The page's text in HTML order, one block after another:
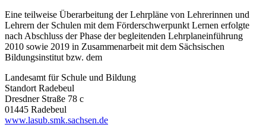
Eine teilweise Überarbeitung der Lehrpläne von Lehrerinnen und
Lehrern der Schulen mit dem Förderschwerpunkt Lernen erfolgte
nach Abschluss der Phase der begleitenden Lehrplaneinführung
2010 sowie 2019 in Zusammenarbeit mit dem Sächsischen
Bildungsinstitut bzw. dem
Landesamt für Schule und Bildung
Standort Radebeul
Dresdner Straße 78 c
01445 Radebeul
www.lasub.smk.sachsen.de